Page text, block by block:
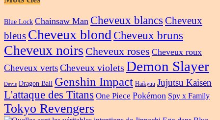
Blue Lock Chainsaw Man Cheveux blancs Cheveux
bleus Cheveux blond Cheveux bruns
Cheveux noirs Cheveux roses Cheveux roux
Cheveux vertsCheveux violets Demon Slayer
Devis Dragon Ball Genshin Impact Haikyuu Jujutsu Kaisen
L'attaque des Titans One Piece Pokémon Spy x Family
Tokyo Revengers